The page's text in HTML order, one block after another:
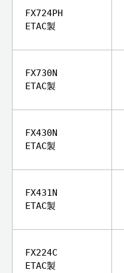
FX724PH
ETAC製
FX730N
ETAC製
FX430N
ETAC製
FX431N
ETAC製
FX224C
ETAC製